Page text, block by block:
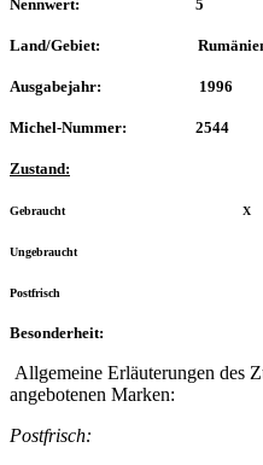
Nennwert: 5
Land/Gebiet:
Ausgabejahr: 1996
Michel-Nummer: 2544
Zustand:
Gebraucht X
Ungebraucht
Postfrisch
Besonderheit:
Allgemeine Erläuterungen des
angebotenen Marken:
Postfrisch: